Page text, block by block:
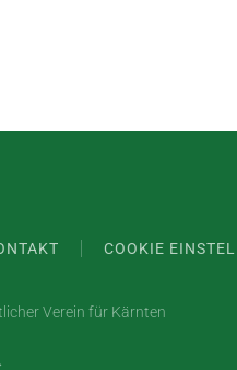
COOKIE
Verein für Kärnten